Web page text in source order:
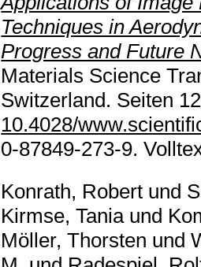
Techniques in
Progress and Future
Materials Science
Switzerland. Seiten
10.4028/
0-87849-273-9.
Konrath, Robert und
Kirmse, Taniaund
Möller, Thorsten und